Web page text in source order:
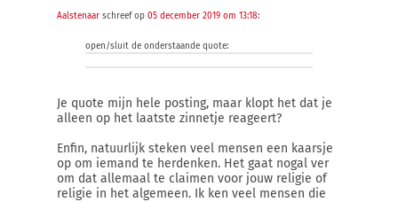
Aalstenaar schreef op 05 december 2019 om 13:18:
open/sluit de onderstaande quote:
Je quote mijn hele posting, maar klopt het dat je
alleen op het laatste zinnetje reageert?
Enfin, natuurlijk steken veel mensen een kaarsje
op om iemand te herdenken. Het gaat nogal ver
om dat allemaal te claimen voor jouw religie of
religie in het algemeen. Ik ken veel mensen die